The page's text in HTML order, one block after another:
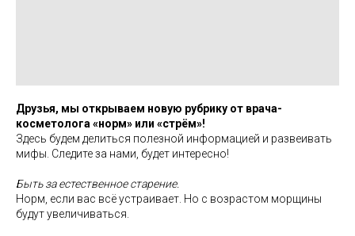
Друзья, мы открываем новую рубрику от врача-
косметолога «норм» или «стрём»!
Здесь будем делиться полезной информацией и развеивать
мифы. Следите за нами, будет интересно!
Быть за естественное старение.
Норм, если вас всё устраивает. Но с возрастом морщины
будут увеличиваться.